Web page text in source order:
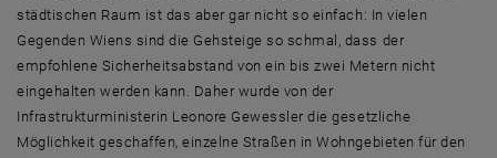
städtischen Raum ist das aber gar nicht so einfach: In vielen
Gegenden Wiens sind die Gehsteige so schmal, dass der
empfohlene Sicherheitsabstand von ein bis zwei Metern nicht
eingehalten werden kann. Daher wurde von der
Infrastrukturministerin Leonore Gewessler die gesetzliche
Möglichkeit geschaffen, einzelne Straßen in Wohngebieten für den